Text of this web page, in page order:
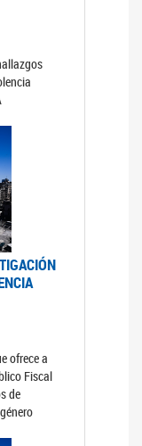
ofrece a
Fiscal
de